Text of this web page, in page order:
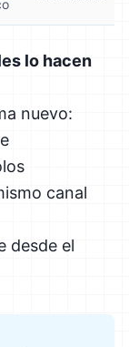
lo hacen
nuevo:
canal
desde el